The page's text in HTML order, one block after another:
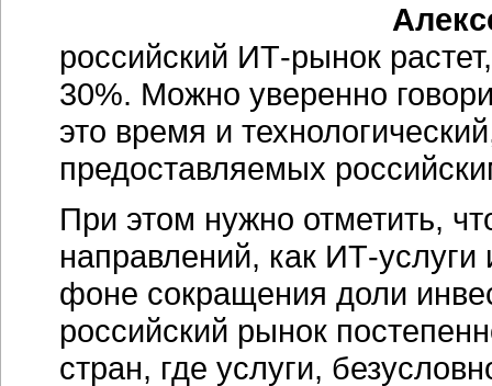
российский ИТ-рынок
30%. Можно уверенно
это время и
предоставляемых
При этом нужно отметить,
направлений, как ИТ-
фоне сокращения доли
российский рынок
стран, где услуги,